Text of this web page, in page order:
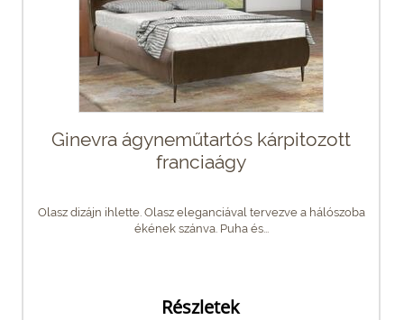
Ginevra ágyneműtartós kárpitozott
franciaágy
Olasz dizájn ihlette. Olasz eleganciával tervezve a hálószoba
ékének szánva. Puha és...
Részletek